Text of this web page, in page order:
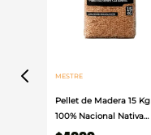
MESTRE
Pellet de Madera 15 Kg
100% Nacional Nativa
Mestre